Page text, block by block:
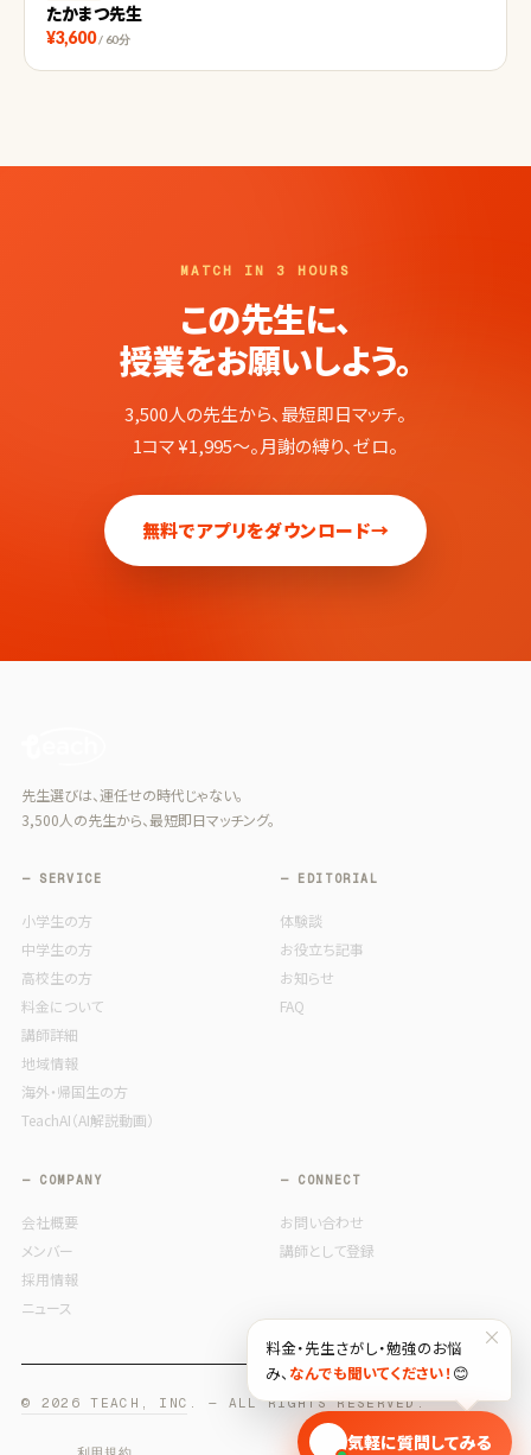
たかまつ先生
¥3,600 / 60分
MATCH IN 3 HOURS
この先生に、
授業をお願いしよう。
3,500人の先生から、最短即日マッチ。
1コマ ¥1,995〜。月謝の縛り、ゼロ。
無料でアプリをダウンロード→
先生選びは、運任せの時代じゃない。
3,500人の先生から、最短即日マッチング。
— SERVICE
小学生の方
中学生の方
高校生の方
料金について
講師詳細
地域情報
海外・帰国生の方
TeachAI（AI解説動画）
— EDITORIAL
体験談
お役立ち記事
お知らせ
FAQ
— COMPANY
会社概要
メンバー
採用情報
ニュース
— CONNECT
お問い合わせ
講師として登録
© 2026 TEACH, INC. — ALL RIGHTS RESERVED.
×
料金・先生さがし・勉強のお悩
み、 なんでも聞いてください！ 😊
🎓 気軽に質問してみる